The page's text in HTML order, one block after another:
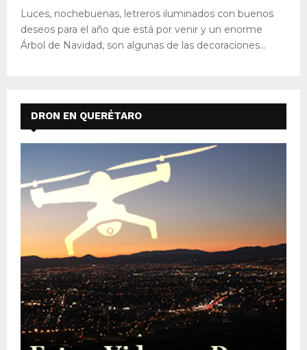
Luces, nochebuenas, letreros iluminados con buenos
deseos para el año que está por venir y un enorme
Árbol de Navidad, son algunas de las decoraciones...
DRON EN QUERÉTARO